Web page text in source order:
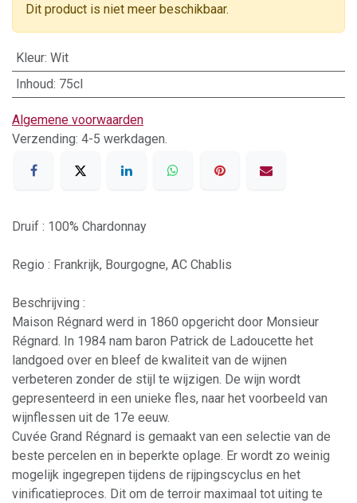
Dit product is niet meer beschikbaar.
Kleur: Wit
Inhoud: 75cl
Algemene voorwaarden
Verzending: 4-5 werkdagen.
Druif : 100% Chardonnay
Regio : Frankrijk, Bourgogne, AC Chablis
Beschrijving :
Maison Régnard werd in 1860 opgericht door Monsieur
Régnard. In 1984 nam baron Patrick de Ladoucette het
landgoed over en bleef de kwaliteit van de wijnen
verbeteren zonder de stijl te wijzigen. De wijn wordt
gepresenteerd in een unieke fles, naar het voorbeeld van
wijnflessen uit de 17e eeuw.
Cuvée Grand Régnard is gemaakt van een selectie van de
beste percelen en in beperkte oplage. Er wordt zo weinig
mogelijk ingegrepen tijdens de rijpingscyclus en het
vinificatieproces. Dit om de terroir maximaal tot uiting te